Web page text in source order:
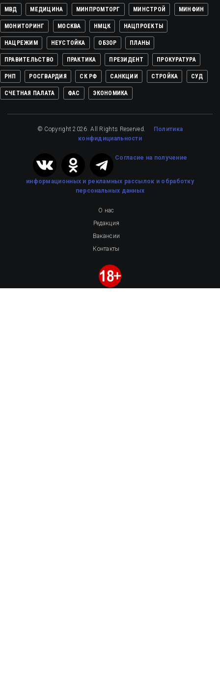
МВД МЕДИЦИНА МИНПРОМТОРГ МИНСТРОЙ МИНФИН
МОНИТОРИНГ МОСКВА НМЦК НАЦПРОЕКТЫ
НАЦРЕЖИМ НЕУСТОЙКА ОБЗОР ПЛАНЫ
ПРАВИТЕЛЬСТВО ПРАКТИКА ПРЕЗИДЕНТ ПРОКУРАТУРА
РНП РОСГВАРДИЯ СК РФ САНКЦИИ СТРОЙКА СУД
СЧЕТНАЯ ПАЛАТА ФАС ЭКОНОМИКА
© Copyright 2026. All Rights Reserved. Политика
конфидициальности
Cогласие на получение
информационных и рекламных рассылок и обработку
персональных данных
О нас
Редакция
Вакансии
Контакты